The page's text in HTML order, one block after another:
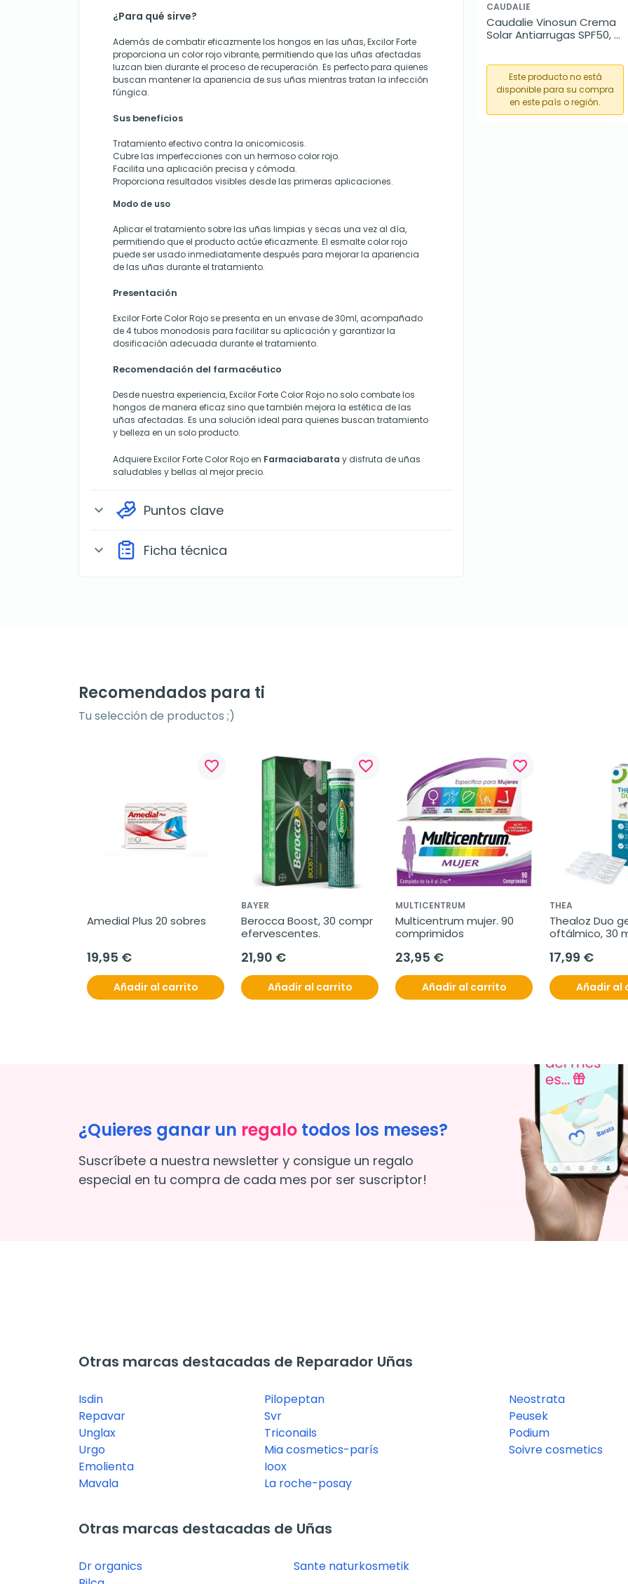
¿Para qué sirve?
Además de combatir eficazmente los hongos en las uñas, Excilor Forte
proporciona un color rojo vibrante, permitiendo que las uñas afectadas
luzcan bien durante el proceso de recuperación. Es perfecto para quienes
buscan mantener la apariencia de sus uñas mientras tratan la infección
fúngica.
Sus beneficios
Tratamiento efectivo contra la onicomicosis.
Cubre las imperfecciones con un hermoso color rojo.
Facilita una aplicación precisa y cómoda.
Proporciona resultados visibles desde las primeras aplicaciones.
Modo de uso
Aplicar el tratamiento sobre las uñas limpias y secas una vez al día,
permitiendo que el producto actúe eficazmente. El esmalte color rojo
puede ser usado inmediatamente después para mejorar la apariencia
de las uñas durante el tratamiento.
Presentación
Excilor Forte Color Rojo se presenta en un envase de 30ml, acompañado
de 4 tubos monodosis para facilitar su aplicación y garantizar la
dosificación adecuada durante el tratamiento.
Recomendación del farmacéutico
Desde nuestra experiencia, Excilor Forte Color Rojo no solo combate los
hongos de manera eficaz sino que también mejora la estética de las
uñas afectadas. Es una solución ideal para quienes buscan tratamiento
y belleza en un solo producto.
Adquiere Excilor Forte Color Rojo en Farmaciabarata y disfruta de uñas
saludables y bellas al mejor precio.
expand_more Puntos clave
expand_more Ficha técnica
CAUDALIE
Caudalie Vinosun Crema
Solar Antiarrugas SPF50,
Este producto no está
disponible para su compra
en este país o región.
Recomendados para ti
Tu selección de productos ;)
favorite_border
Amedial Plus 20 sobres
19,95 €
Añadir al carrito
favorite_border
BAYER
Berocca Boost, 30 compr
efervescentes.
21,90 €
Añadir al carrito
favorite_border
MULTICENTRUM
Multicentrum mujer. 90
comprimidos
23,95 €
Añadir al carrito
THEA
Thealoz Duo
oftálmico, 30
17,99 €
Añadir al
¿Quieres ganar un regalo todos los meses?
Suscríbete a nuestra newsletter y consigue un regalo
especial en tu compra de cada mes por ser suscriptor!
Otras marcas destacadas de Reparador Uñas
Isdin
Repavar
Unglax
Urgo
Emolienta
Mavala
Pilopeptan
Svr
Triconails
Mia cosmetics-parís
Ioox
La roche-posay
Neostrata
Peusek
Podium
Soivre cosmetics
Otras marcas destacadas de Uñas
Dr organics
Sante naturkosmetik